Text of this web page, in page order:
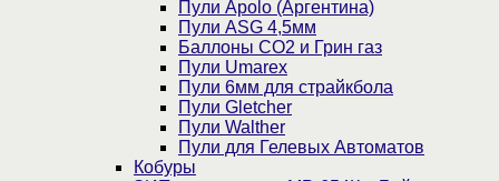
Пули Apolo (Аргентина)
Пули ASG 4,5мм
Баллоны CO2 и Грин газ
Пули Umarex
Пули 6мм для страйкбола
Пули Gletcher
Пули Walther
Пули для Гелевых Автоматов
Кобуры